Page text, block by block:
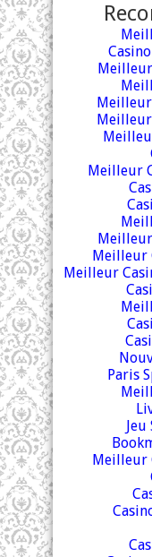
Meilleur
Meilleur
Meilleur
Meilleur
Meilleur
Meilleur
Meilleur
Paris
Jeu
Meilleur